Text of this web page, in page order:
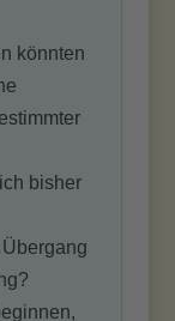
könnten
bisher